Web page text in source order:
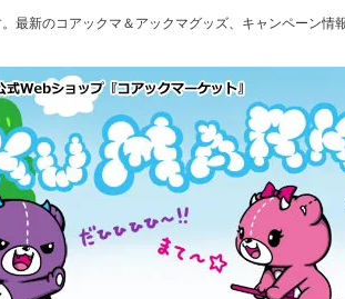
最新のコアックマ＆アックマグッズ、キャンペーン